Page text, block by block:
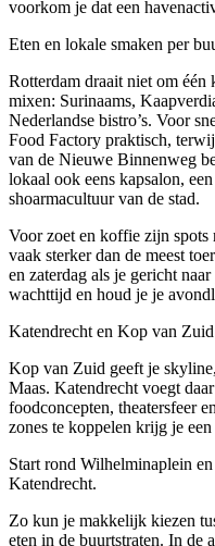
voorkom je dat een
Eten en lokale smaken per
Rotterdam draait niet om één
mixen: Surinaams,
Nederlandse bistro’s. Voor
Food Factory praktisch,
van de Nieuwe Binnenweg
lokaal ook eens kapsalon,
shoarmacultuur van de stad.
Voor zoet en koffie zijn spots
vaak sterker dan de meest
en zaterdag als je gericht
wachttijd en houd je je
Katendrecht en Kop van Zuid
Kop van Zuid geeft je
Maas. Katendrecht voegt
foodconcepten, theatersfeer
zones te koppelen krijg je
Start rond Wilhelminaplein
Katendrecht.
Zo kun je makkelijk kiezen
eten in de buurtstraten. In de